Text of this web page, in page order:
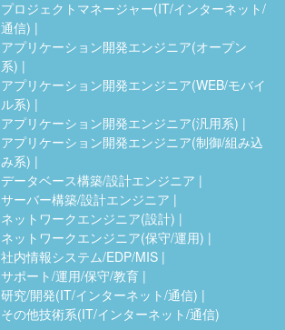
プロジェクトマネージャー(IT/インターネット/
通信)
アプリケーション開発エンジニア(オープン
系)
アプリケーション開発エンジニア(WEB/モバイ
ル系)
アプリケーション開発エンジニア(汎用系)
アプリケーション開発エンジニア(制御/組み込
み系)
データベース構築/設計エンジニア
サーバー構築/設計エンジニア
ネットワークエンジニア(設計)
ネットワークエンジニア(保守/運用)
社内情報システム/EDP/MIS
サポート/運用/保守/教育
研究/開発(IT/インターネット/通信)
その他技術系(IT/インターネット/通信)